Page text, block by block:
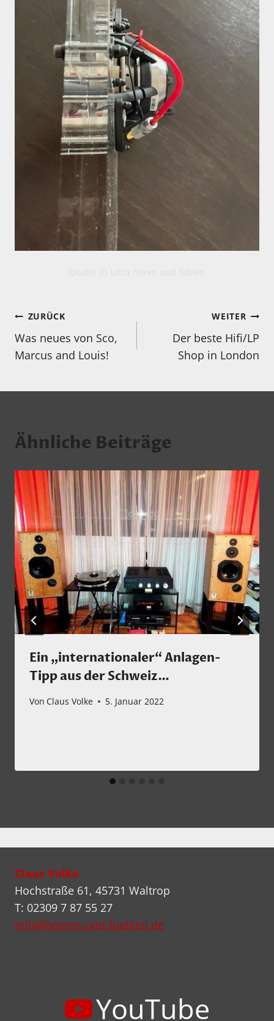
Beitragsnavigation
ZURÜCK
Was neues von Sco,
Marcus and Louis!
WEITER
Der beste Hifi/LP
Shop in London
Ähnliche Beiträge
Ein „internationaler“ Anlagen-
Tipp aus der Schweiz…
Von Claus Volke 5. Januar 2022
Claus Volke
Hochstraße 61, 45731 Waltrop
T: 02309 7 87 55 27
info@hoeren-und-fuehlen.de
YouTube